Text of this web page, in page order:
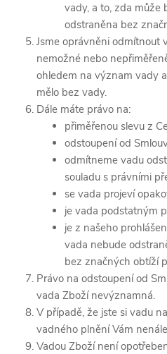
vady, a to, zda může
odstraněna bez
Jsme oprávněni odmítnout
nemožné nebo
ohledem na význam vady
mělo bez vady.
Dále máte právo na:
přiměřenou slevu z
odstoupení od
odmítneme vadu
souladu s právními
se vada projeví
je vada podstatným
je z našeho
vada nebude
bez značných obtíží
Právo na odstoupení od
vada Zboží nevýznamná.
V případě, že jste si vadu
vadného plnění Vám
Vadou Zboží není